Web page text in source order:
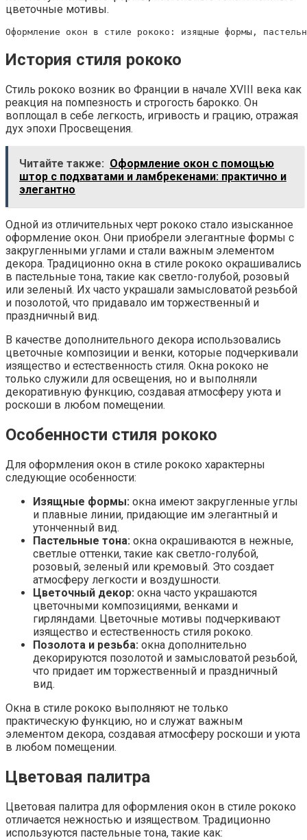
цветочные мотивы.
История стиля рококо
Стиль рококо возник во Франции в начале XVIII века как
реакция на помпезность и строгость барокко. Он
воплощал в себе легкость, игривость и грацию, отражая
дух эпохи Просвещения.
Читайте также: Оформление окон с помощью
штор с подхватами и ламбрекенами: практично и
элегантно
Одной из отличительных черт рококо стало изысканное
оформление окон. Они приобрели элегантные формы с
закругленными углами и стали важным элементом
декора. Традиционно окна в стиле рококо окрашивались
в пастельные тона, такие как светло-голубой, розовый
или зеленый. Их часто украшали замысловатой резьбой
и позолотой, что придавало им торжественный и
праздничный вид.
В качестве дополнительного декора использовались
цветочные композиции и венки, которые подчеркивали
изящество и естественность стиля. Окна рококо не
только служили для освещения, но и выполняли
декоративную функцию, создавая атмосферу уюта и
роскоши в любом помещении.
Особенности стиля рококо
Для оформления окон в стиле рококо характерны
следующие особенности:
Изящные формы: окна имеют закругленные углы
и плавные линии, придающие им элегантный и
утонченный вид.
Пастельные тона: окна окрашиваются в нежные,
светлые оттенки, такие как светло-голубой,
розовый, зеленый или кремовый. Это создает
атмосферу легкости и воздушности.
Цветочный декор: окна часто украшаются
цветочными композициями, венками и
гирляндами. Цветочные мотивы подчеркивают
изящество и естественность стиля рококо.
Позолота и резьба: окна дополнительно
декорируются позолотой и замысловатой резьбой,
что придает им торжественный и праздничный
вид.
Окна в стиле рококо выполняют не только
практическую функцию, но и служат важным
элементом декора, создавая атмосферу роскоши и уюта
в любом помещении.
Цветовая палитра
Цветовая палитра для оформления окон в стиле рококо
отличается нежностью и изяществом. Традиционно
используются пастельные тона, такие как: